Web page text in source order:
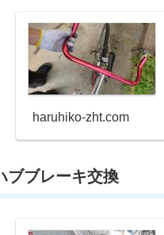
haruhiko-zht.com
ブブレーキ交換